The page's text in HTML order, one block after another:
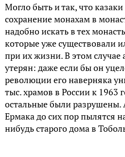
Могло быть и так, что
сохранение монахам в
надобно искать в тех
которые уже существовали
при их жизни. В этом случае
утерян: даже если бы он
революции его наверняка
тыс. храмов в России к 1963
остальные были разрушены.
Ермака до сих пор пылятся
нибудь старого дома в